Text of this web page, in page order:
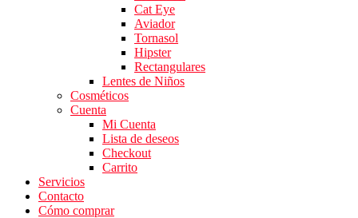
Cat Eye
Aviador
Tornasol
Hipster
Rectangulares
Lentes de Niños
Cosméticos
Cuenta
Mi Cuenta
Lista de deseos
Checkout
Carrito
Servicios
Contacto
Cómo comprar